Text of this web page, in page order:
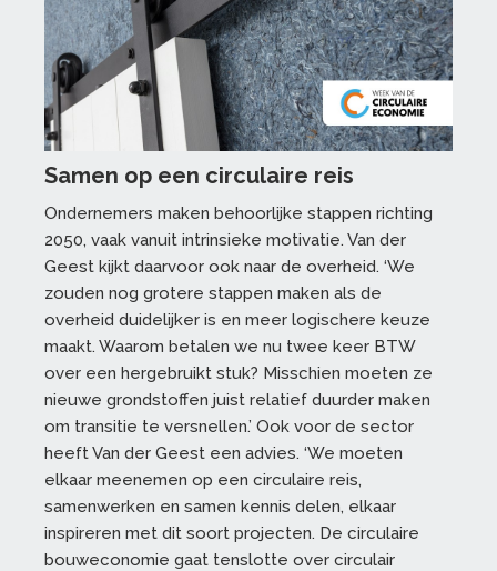
Samen op een circulaire reis
Ondernemers maken behoorlijke stappen richting
2050, vaak vanuit intrinsieke motivatie. Van der
Geest kijkt daarvoor ook naar de overheid. ‘We
zouden nog grotere stappen maken als de
overheid duidelijker is en meer logischere keuze
maakt. Waarom betalen we nu twee keer BTW
over een hergebruikt stuk? Misschien moeten ze
nieuwe grondstoffen juist relatief duurder maken
om transitie te versnellen.’ Ook voor de sector
heeft Van der Geest een advies. ‘We moeten
elkaar meenemen op een circulaire reis,
samenwerken en samen kennis delen, elkaar
inspireren met dit soort projecten. De circulaire
bouweconomie gaat tenslotte over circulair